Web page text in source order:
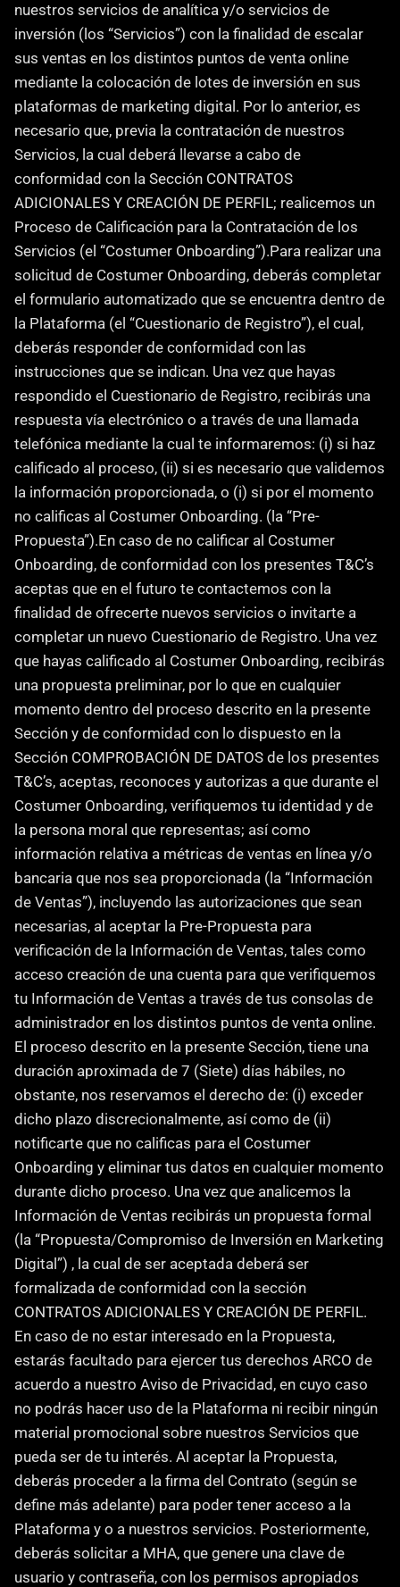
nuestros servicios de analítica y/o servicios de
inversión (los “Servicios”) con la finalidad de escalar
sus ventas en los distintos puntos de venta online
mediante la colocación de lotes de inversión en sus
plataformas de marketing digital. Por lo anterior, es
necesario que, previa la contratación de nuestros
Servicios, la cual deberá llevarse a cabo de
conformidad con la Sección CONTRATOS
ADICIONALES Y CREACIÓN DE PERFIL; realicemos un
Proceso de Calificación para la Contratación de los
Servicios (el “Costumer Onboarding”).Para realizar una
solicitud de Costumer Onboarding, deberás completar
el formulario automatizado que se encuentra dentro de
la Plataforma (el “Cuestionario de Registro”), el cual,
deberás responder de conformidad con las
instrucciones que se indican. Una vez que hayas
respondido el Cuestionario de Registro, recibirás una
respuesta vía electrónico o a través de una llamada
telefónica mediante la cual te informaremos: (i) si haz
calificado al proceso, (ii) si es necesario que validemos
la información proporcionada, o (i) si por el momento
no calificas al Costumer Onboarding. (la “Pre-
Propuesta”).En caso de no calificar al Costumer
Onboarding, de conformidad con los presentes T&C’s
aceptas que en el futuro te contactemos con la
finalidad de ofrecerte nuevos servicios o invitarte a
completar un nuevo Cuestionario de Registro. Una vez
que hayas calificado al Costumer Onboarding, recibirás
una propuesta preliminar, por lo que en cualquier
momento dentro del proceso descrito en la presente
Sección y de conformidad con lo dispuesto en la
Sección COMPROBACIÓN DE DATOS de los presentes
T&C’s, aceptas, reconoces y autorizas a que durante el
Costumer Onboarding, verifiquemos tu identidad y de
la persona moral que representas; así como
información relativa a métricas de ventas en línea y/o
bancaria que nos sea proporcionada (la “Información
de Ventas”), incluyendo las autorizaciones que sean
necesarias, al aceptar la Pre-Propuesta para
verificación de la Información de Ventas, tales como
acceso creación de una cuenta para que verifiquemos
tu Información de Ventas a través de tus consolas de
administrador en los distintos puntos de venta online.
El proceso descrito en la presente Sección, tiene una
duración aproximada de 7 (Siete) días hábiles, no
obstante, nos reservamos el derecho de: (i) exceder
dicho plazo discrecionalmente, así como de (ii)
notificarte que no calificas para el Costumer
Onboarding y eliminar tus datos en cualquier momento
durante dicho proceso. Una vez que analicemos la
Información de Ventas recibirás un propuesta formal
(la “Propuesta/Compromiso de Inversión en Marketing
Digital”) , la cual de ser aceptada deberá ser
formalizada de conformidad con la sección
CONTRATOS ADICIONALES Y CREACIÓN DE PERFIL.
En caso de no estar interesado en la Propuesta,
estarás facultado para ejercer tus derechos ARCO de
acuerdo a nuestro Aviso de Privacidad, en cuyo caso
no podrás hacer uso de la Plataforma ni recibir ningún
material promocional sobre nuestros Servicios que
pueda ser de tu interés. Al aceptar la Propuesta,
deberás proceder a la firma del Contrato (según se
define más adelante) para poder tener acceso a la
Plataforma y o a nuestros servicios. Posteriormente,
deberás solicitar a MHA, que genere una clave de
usuario y contraseña, con los permisos apropiados